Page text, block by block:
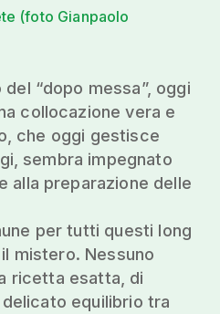
(foto Gianpaolo
“dopo messa”, oggi
collocazione vera e
che oggi gestisce
sembra impegnato
alla preparazione delle
per tutti questi long
mistero. Nessuno
ricetta esatta, di
equilibrio tra